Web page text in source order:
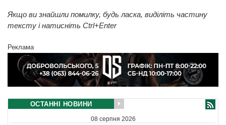
Якщо ви знайшли помилку, будь ласка, виділіть частину
тексту і натисніть Ctrl+Enter
Реклама
ОСТАННІ НОВИНИ
08 серпня 2026